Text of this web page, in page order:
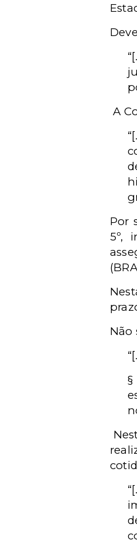
A
Por
5º,
Não